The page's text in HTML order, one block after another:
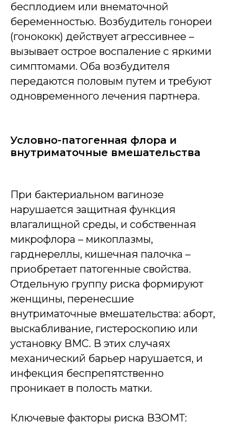
бесплодием или внематочной
беременностью. Возбудитель гонореи
(гонококк) действует агрессивнее –
вызывает острое воспаление с яркими
симптомами. Оба возбудителя
передаются половым путем и требуют
одновременного лечения партнера.
Условно-патогенная флора и
внутриматочные вмешательства
При бактериальном вагинозе
нарушается защитная функция
влагалищной среды, и собственная
микрофлора – микоплазмы,
гарднереллы, кишечная палочка –
приобретает патогенные свойства.
Отдельную группу риска формируют
женщины, перенесшие
внутриматочные вмешательства: аборт,
выскабливание, гистероскопию или
установку ВМС. В этих случаях
механический барьер нарушается, и
инфекция беспрепятственно
проникает в полость матки.
Ключевые факторы риска ВЗОМТ: